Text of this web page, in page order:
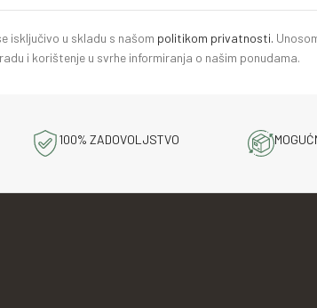
isključivo u skladu s našom politikom privatnosti.
i korištenje u svrhe informiranja o našim ponudama.
100% ZADOVOLJSTVO